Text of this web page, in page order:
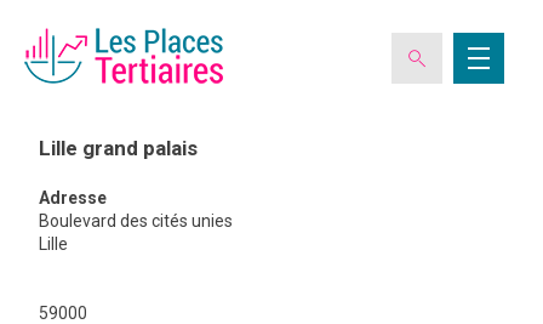
ESPACE ADHÉRENT
Lille grand palais
Adresse
Boulevard des cités unies
Lille
59000